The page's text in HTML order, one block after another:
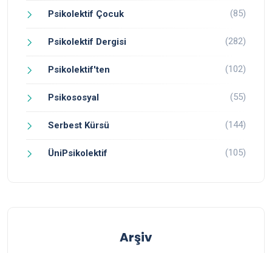
Psikolektif Çocuk (85)
Psikolektif Dergisi (282)
Psikolektif'ten (102)
Psikososyal (55)
Serbest Kürsü (144)
ÜniPsikolektif (105)
Arşiv